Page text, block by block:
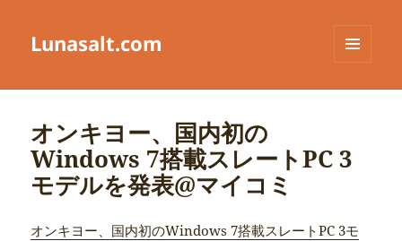
Lunasalt.com
ーとウ
オンキヨー、国内初の
Windows 7搭載スレートPC 3
モデルを発表@マイコミ
オンキヨー、国内初のWindows 7搭載スレートPC 3モ